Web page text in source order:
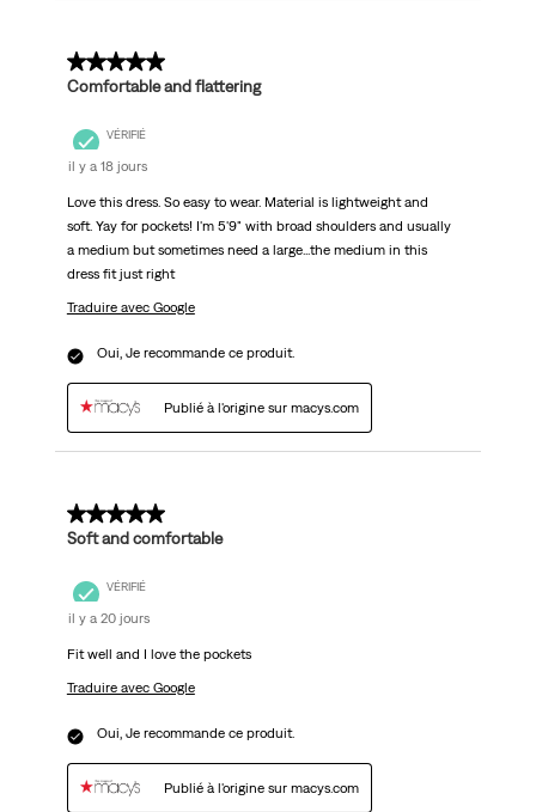
5 sur 5 étoiles.
Comfortable and flattering
VÉRIFIÉ
il y a 18 jours
Love this dress. So easy to wear. Material is lightweight and
soft. Yay for pockets! I'm 5'9" with broad shoulders and usually
a medium but sometimes need a large...the medium in this
dress fit just right
Traduire avec Google
Oui, Je recommande ce produit.
Publié à l'origine sur macys.com
5 sur 5 étoiles.
Soft and comfortable
VÉRIFIÉ
il y a 20 jours
Fit well and I love the pockets
Traduire avec Google
Oui, Je recommande ce produit.
Publié à l'origine sur macys.com